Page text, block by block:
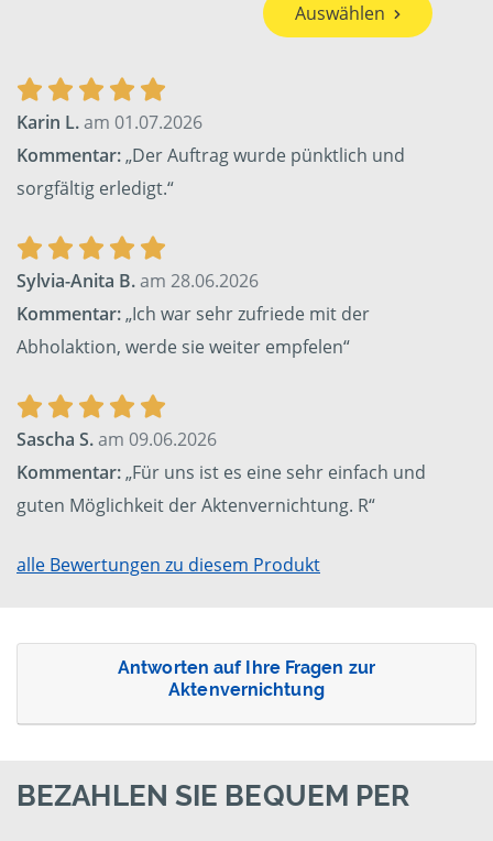
Auswählen
Karin L.am 01.07.2026
Kommentar:„Der Auftrag wurde pünktlich und
sorgfältig erledigt.“
Sylvia-Anita B.am 28.06.2026
Kommentar:„Ich war sehr zufriede mit der
Abholaktion, werde sie weiter empfelen“
Sascha S.am 09.06.2026
Kommentar:„Für uns ist es eine sehr einfach und
guten Möglichkeit der Aktenvernichtung. R“
alle Bewertungen zu diesem Produkt
Antworten auf Ihre Fragen zur
Aktenvernichtung
BEZAHLEN SIE BEQUEM PER